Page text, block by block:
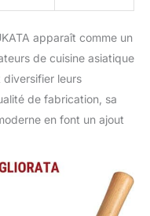
et facile
apparaît comme un
de cuisine asiatique
leurs
de fabrication, sa
en font un ajout